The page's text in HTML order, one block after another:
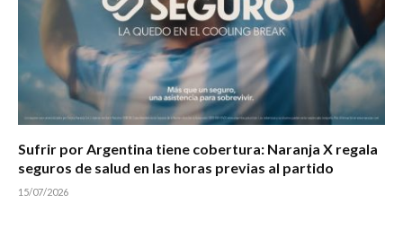
Sufrir por Argentina tiene cobertura: Naranja X regala
seguros de salud en las horas previas al partido
15/07/2026